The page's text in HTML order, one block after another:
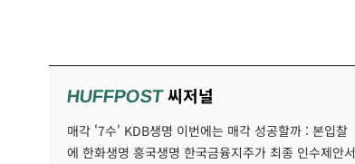
HUFFPOST씨저널
매각 '7수' KDB생명 이번에는 매각 성공할까 : 본입찰
에 한화생명 흥국생명 한국금융지주가 최종 인수제안서